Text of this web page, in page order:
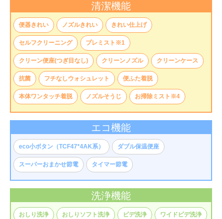
清潔機能
便器きれい ノズルきれい きれい仕上げ
セルフクリーニング プレミスト※1
クリーン便座(つぎ目なし) クリーンノズル クリーンケース
抗菌 フチなしウォシュレット 便ふた着脱
本体ワンタッチ着脱 ノズルそうじ お掃除ミスト※4
エコ機能
eco小ボタン（TCF47*4AK系） ダブル保温便座
スーパーおまかせ節電 タイマー節電
洗浄機能
おしり洗浄 おしりソフト洗浄 ビデ洗浄 ワイドビデ洗浄